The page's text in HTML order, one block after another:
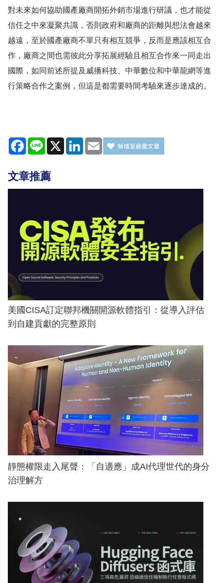
對未來如何協助國產廠商開拓外銷市場進行研議，也才能從
信任之中來凝聚共識，否則政府和廠商的距離與想法會越來
越遠，至於國產廠商不單只有相互競爭，反而是應該相互合
作，廠商之間也需彼此分享拓展經驗且相互合作來一同走出
國際，如同前述所提及威播科技、中華數位和中華龍網等進
行策略合作之案例，但這是都需要時間考驗來逐步達成的。
Facebook
Line X LinkedIn
Email
文章推薦
美國CISA訂定聯邦機關開源軟體指引：從導入評估
到自建貢獻的完整原則
靜態權限走入尾聲：「自適應」成AI代理世代的身分
治理解方